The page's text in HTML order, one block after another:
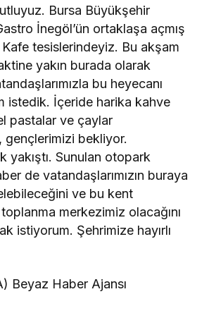
Bursa Büyükşehir
İnegöl’ün ortaklaşa açmış
tesislerindeyiz. Bu akşam
yakın burada olarak
bu heyecanı
istedik. İçeride harika kahve
pastalar ve çaylar
gençlerimizi bekliyor.
yakıştı. Sunulan otopark
de vatandaşlarımızın buraya
ve bu kent
toplanma merkezimiz olacağını
istiyorum. Şehrimize hayırlı
Beyaz Haber Ajansı